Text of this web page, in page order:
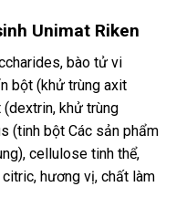
Unimat Riken
bào tử vi
bột (khử trùng axit
khử trùng
(tinh bột Các sản phẩm
cellulose tinh thể,
hương vị, chất làm